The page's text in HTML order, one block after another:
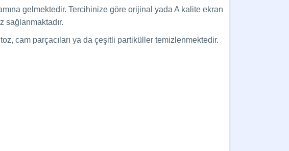
gelmektedir. Tercihinize göre orijinal yada A kalite ekran
sağlanmaktadır.
cam parçacıları ya da çeşitli partiküller temizlenmektedir.